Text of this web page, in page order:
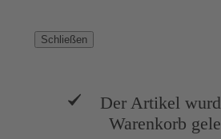
Schließen
Der Artikel
Warenkorb